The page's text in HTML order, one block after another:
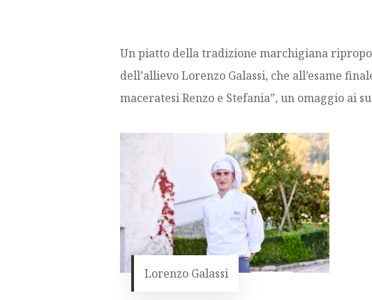
Un piatto della tradizione marchigiana
dell’allievo Lorenzo Galassi, che all’esame
maceratesi Renzo e Stefania”, un omaggio ai
Lorenzo Galassi